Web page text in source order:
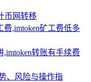
币网转移
费,imtoken矿工费低多
转账有手续费
、风险与操作指